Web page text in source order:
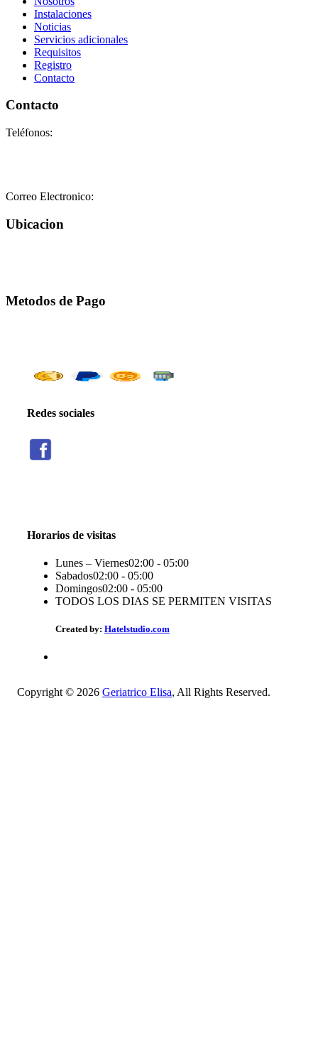
Instalaciones
Noticias
Servicios adicionales
Requisitos
Registro
Contacto
Contacto
Teléfonos:
Correo Electronico:
Ubicacion
Metodos de Pago
Redes sociales
Horarios de visitas
Lunes – Viernes02:00 - 05:00
Sabados02:00 - 05:00
Domingos02:00 - 05:00
TODOS LOS DIAS SE PERMITEN VISITAS
Created by: Hatelstudio.com
Copyright © 2026 Geriatrico Elisa, All Rights Reserved.